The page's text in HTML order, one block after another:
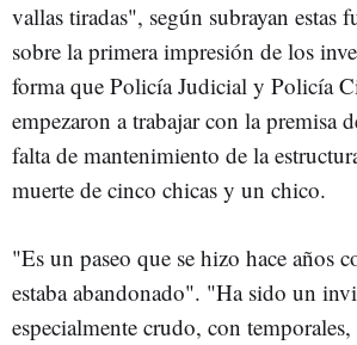
vallas tiradas", según subrayan estas
sobre la primera impresión de los
forma que Policía Judicial y Policía
empezaron a trabajar con la premisa
falta de mantenimiento de la
muerte de cinco chicas y un chico.
"Es un paseo que se hizo hace años
estaba abandonado". "Ha sido un
especialmente crudo, con